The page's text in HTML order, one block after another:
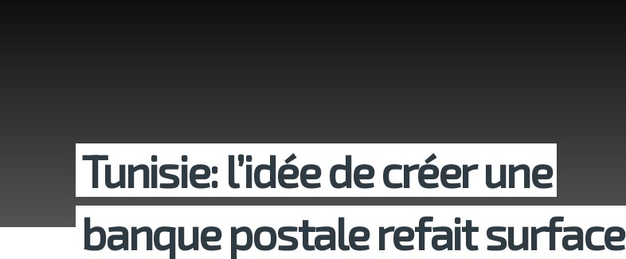
Tunisie: l’idée de créer une
banque postale refait surface